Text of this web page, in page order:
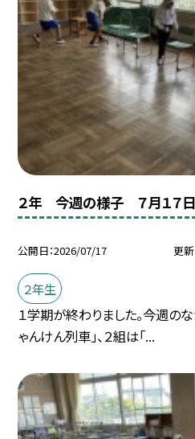
２年 今週の様子 ７月１７日
公開日 2026/07/17 更
２年生
１学期が終わりました。今週のな
ゃんけん列車」、２組は「...